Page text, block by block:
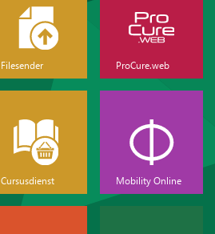
Filesender ProCure.web
Cursusdienst Mobility Online